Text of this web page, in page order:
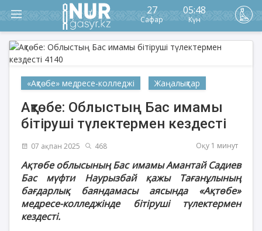
27
Сафар
05:48
Күн
«Ақтөбе» медресе-колледжі Жаңалықтар
Ақтөбе: Облыстың Бас имамы
бітіруші түлектермен кездесті
07 ақпан 2025 468 Оқу 1 минут
Ақтөбе облысының Бас имамы Амантай Садиев
Бас мүфти Наурызбай қажы Тағанұлының
бағдарлық баяндамасы аясында «Ақтөбе»
медресе-колледжінде
бітіруші түлектермен
кездесті.